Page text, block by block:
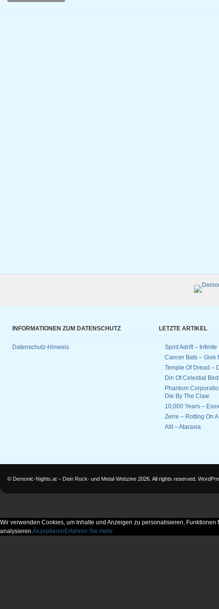
INFORMATIONEN ZUM DATENSCHUTZ
Datenschutz-Hinweis
LETZTE ARTIKEL
Spirit Adrift –
Cancer Bats – Give
Temple Of Dread –
Din Of Celestial
Phantom
Die By The Claw
10,000 Years –
Zerre – Rotting On
Allt – Ataraxia
© Demonic-Nights.at – Dein Rock- und Metal-Webzine 2026. All rights reserved.
Wir verwenden Cookies, um Inhalte und Anzeigen zu personalisieren,
analysieren.Akzeptieren Erfahren Sie mehr